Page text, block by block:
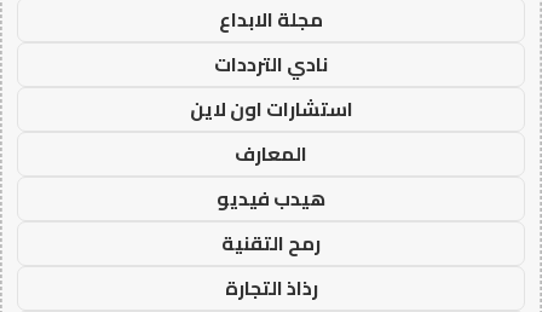
مجلة الابداع
نادي الترددات
استشارات اون لاين
المعارف
هيدب فيديو
رمح التقنية
رذاذ التجارة